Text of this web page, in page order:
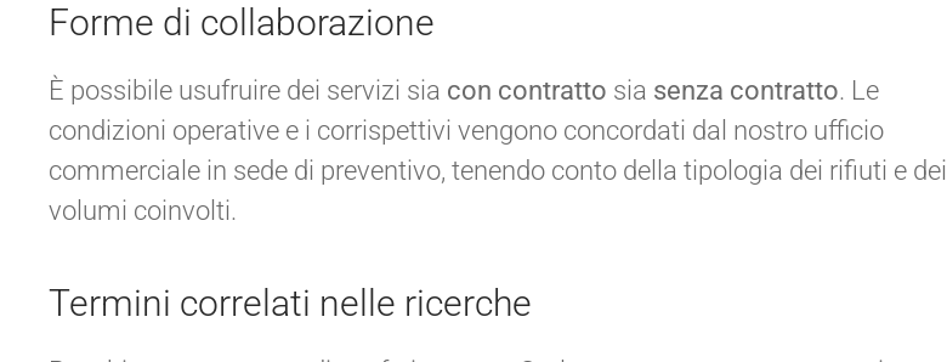
Forme di collaborazione
È possibile usufruire dei servizi sia con contratto sia senza contratto. Le
condizioni operative e i corrispettivi vengono concordati dal nostro ufficio
commerciale in sede di preventivo, tenendo conto della tipologia dei rifiuti e dei
volumi coinvolti.
Termini correlati nelle ricerche